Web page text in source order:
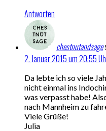
Antworten
chestnutandsage
2. Januar 2015 um 20:55
Da lebte ich so viele
nicht einmal ins
was verpasst habe!
nach Mannheim zu
Viele Grüße!
Julia